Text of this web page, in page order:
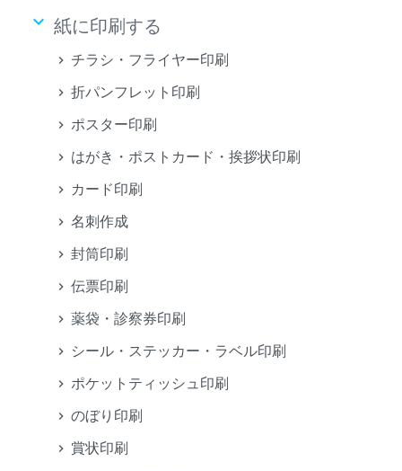
keyboard_arrow_down 紙に印刷する
チラシ・フライヤー印刷
折パンフレット印刷
ポスター印刷
はがき・ポストカード・挨拶状印刷
カード印刷
名刺作成
封筒印刷
伝票印刷
薬袋・診察券印刷
シール・ステッカー・ラベル印刷
ポケットティッシュ印刷
のぼり印刷
賞状印刷